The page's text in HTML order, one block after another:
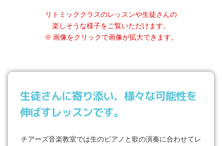
リトミッククラスのレッスンや生徒さんの
楽しそうな様子をご覧いただけます。
※ 画像をクリックで画像が拡大できます。
生徒さんに寄り添い、様々な可能性を
伸ばすレッスンです。
チアーズ音楽教室では生のピアノと歌の演奏に合わせてレ